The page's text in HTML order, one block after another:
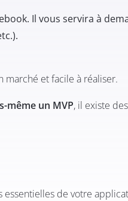
Il vous servira à
marché et facile à réaliser.
même un MVP, il existe
de votre